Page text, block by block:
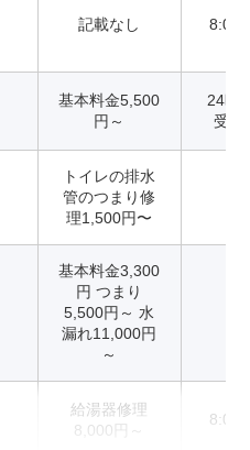
記載なし 8:00
基本料金5,500
円～
24時
受付
トイレの排水
管のつまり修
理1,500円〜
基本料金3,300
円 つまり
5,500円～ 水
漏れ11,000円
～
給湯器修理
8,000円～
8:00